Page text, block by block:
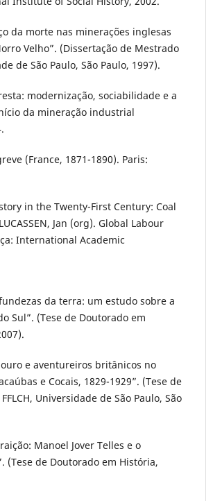
da morte nas minerações inglesas
Velho”. (Dissertação de Mestrado
de São Paulo, São Paulo, 1997).
modernização, sociabilidade e a
da mineração industrial
(France, 1871-1890). Paris:
in the Twenty-First Century: Coal
Jan (org). Global Labour
International Academic
da terra: um estudo sobre a
Sul”. (Tese de Doutorado em
ouro e aventureiros britânicos no
e Cocais, 1829-1929”. (Tese de
Universidade de São Paulo, São
Manoel Jover Telles e o
(Tese de Doutorado em História,